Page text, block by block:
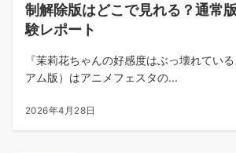
制解除版はどこで見れる？通常
験レポート
『茉莉花ちゃんの好感度はぶっ壊れてい
アム版）はアニメフェスタの...
2026年4月28日